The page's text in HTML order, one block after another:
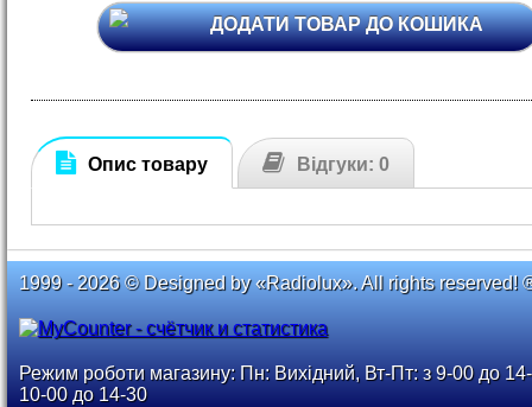
ДОДАТИ ТОВАР ДО КОШИКА
Опис товару Відгуки: 0
1999 - 2026 © Designed by «Radiolux». All rights reserved!
Режим роботи магазину: Пн: Вихідний, Вт-Пт: з 9-00 до
10-00 до 14-30